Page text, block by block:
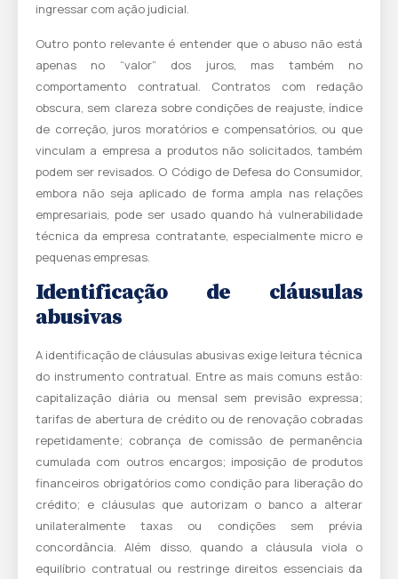
ingressar com ação judicial.
Outro ponto relevante é entender que o abuso não está
apenas no “valor” dos juros, mas também no
comportamento contratual. Contratos com redação
obscura, sem clareza sobre condições de reajuste, índice
de correção, juros moratórios e compensatórios, ou que
vinculam a empresa a produtos não solicitados, também
podem ser revisados. O Código de Defesa do Consumidor,
embora não seja aplicado de forma ampla nas relações
empresariais, pode ser usado quando há vulnerabilidade
técnica da empresa contratante, especialmente micro e
pequenas empresas.
Identificação de cláusulas
abusivas
A identificação de cláusulas abusivas exige leitura técnica
do instrumento contratual. Entre as mais comuns estão:
capitalização diária ou mensal sem previsão expressa;
tarifas de abertura de crédito ou de renovação cobradas
repetidamente; cobrança de comissão de permanência
cumulada com outros encargos; imposição de produtos
financeiros obrigatórios como condição para liberação do
crédito; e cláusulas que autorizam o banco a alterar
unilateralmente taxas ou condições sem prévia
concordância. Além disso, quando a cláusula viola o
equilíbrio contratual ou restringe direitos essenciais da